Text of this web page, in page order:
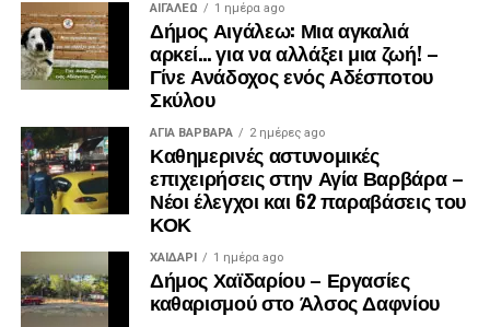
ΑΙΓΑΛΕΩ 1 ημέρα ago
Δήμος Αιγάλεω: Μια αγκαλιά
αρκεί… για να αλλάξει μια ζωή! –
Γίνε Ανάδοχος ενός Αδέσποτου
Σκύλου
ΑΓΙΑ ΒΑΡΒΑΡΑ 2 ημέρες ago
Καθημερινές αστυνομικές
επιχειρήσεις στην Αγία Βαρβάρα –
Νέοι έλεγχοι και 62 παραβάσεις του
ΚΟΚ
ΧΑΪΔΑΡΙ 1 ημέρα ago
Δήμος Χαϊδαρίου – Εργασίες
καθαρισμού στο Άλσος Δαφνίου